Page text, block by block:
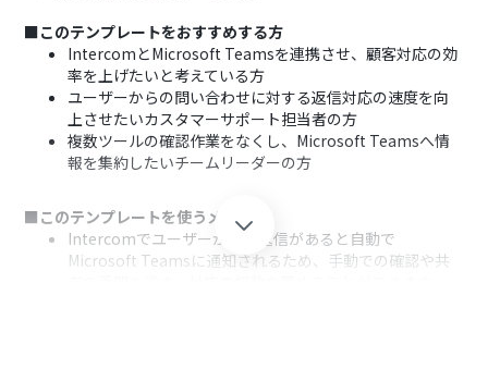
■このテンプレートをおすすめする方
IntercomとMicrosoft Teamsを連携させ、顧客対応の効
率を上げたいと考えている方
ユーザーからの問い合わせに対する返信対応の速度を向
上させたいカスタマーサポート担当者の方
複数ツールの確認作業をなくし、Microsoft Teamsへ情
報を集約したいチームリーダーの方
■このテンプレートを使うメリット
Intercomでユーザーからの返信があると自動で
Microsoft Teamsに通知されるため、手動での確認や共